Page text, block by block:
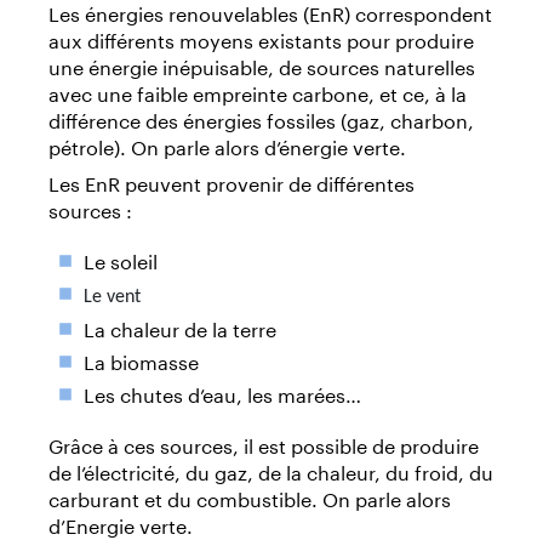
Les énergies renouvelables (EnR) correspondent
aux différents moyens existants pour produire
une énergie inépuisable, de sources naturelles
avec une faible empreinte carbone, et ce, à la
différence des énergies fossiles (gaz, charbon,
pétrole). On parle alors d’énergie verte.
Les EnR peuvent provenir de différentes
sources :
Le soleil
Le vent
La chaleur de la terre
La biomasse
Les chutes d’eau, les marées…
Grâce à ces sources, il est possible de produire
de l’électricité, du gaz, de la chaleur, du froid, du
carburant et du combustible. On parle alors
d’Energie verte.